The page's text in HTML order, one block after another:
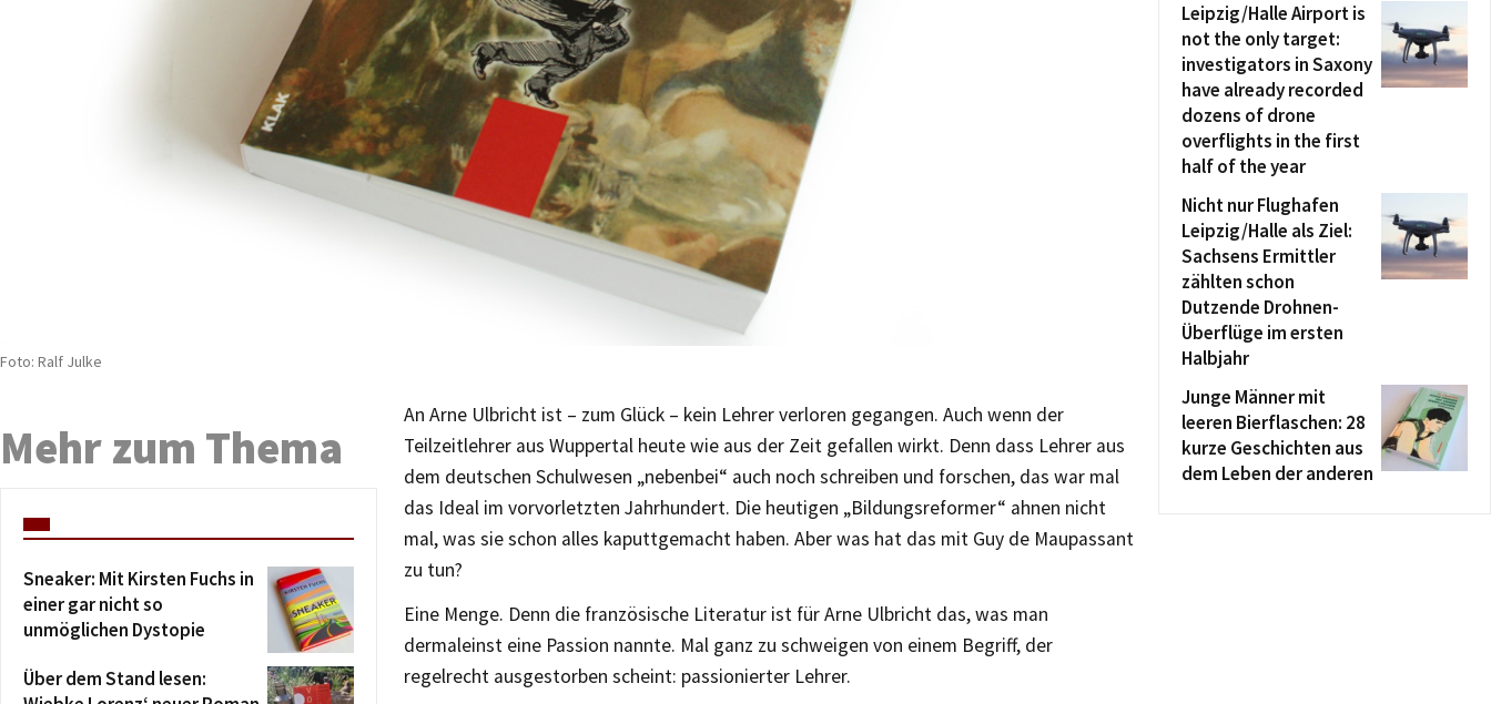
Foto: Ralf Julke
An Arne Ulbricht ist – zum Glück – kein Lehrer verloren gegangen. Auch wenn der
Teilzeitlehrer aus Wuppertal heute wie aus der Zeit gefallen wirkt. Denn dass Lehrer aus
dem deutschen Schulwesen „nebenbei“ auch noch schreiben und forschen, das war mal
das Ideal im vorvorletzten Jahrhundert. Die heutigen „Bildungsreformer“ ahnen nicht
mal, was sie schon alles kaputtgemacht haben. Aber was hat das mit Guy de Maupassant
zu tun?
Eine Menge. Denn die französische Literatur ist für Arne Ulbricht das, was man
dermaleinst eine Passion nannte. Mal ganz zu schweigen von einem Begriff, der
regelrecht ausgestorben scheint: passionierter Lehrer.
Mehr zum Thema
Sneaker: Mit Kirsten Fuchs in
einer gar nicht so
unmöglichen Dystopie
Über dem Stand lesen:
Leipzig/Halle Airport is
not the only target:
investigators in Saxony
have already recorded
dozens of drone
overflights in the first
half of the year
Nicht nur Flughafen
Leipzig/Halle als Ziel:
Sachsens Ermittler
zählten schon
Dutzende Drohnen-
Überflüge im ersten
Halbjahr
Junge Männer mit
leeren Bierflaschen: 28
kurze Geschichten aus
dem Leben der anderen